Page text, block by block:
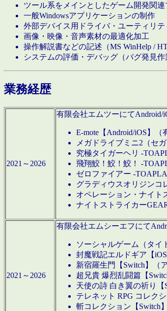
ツール系をメインとしたゲーム開発関
一般Windowsアプリケーションの制作
外部デバイス用ドライバ・ユーティリテ
画像・映像・音声素材の最適化加工
操作解説書などの記述（MS WinHelp /
システムの評価・デバッグ（バグ発見作
業務経歴
2021～2026
有限会社エムツーにてAndroid/
E-mote【Android/iOS】（
メガドライブミニ2（セガ
究極タイガーヘリ -
飛翔鮫！鮫！鮫！ -
ゼロファイアー -
グラディウスオリジンコ
オペレーション・ナイト
ナイトストライカー
2021～2026
有限会社エムシーエフにて
ソーシャルゲーム（タイ
封魔戦記エルドギア【iOS/
新宿羅生門【Switch】（
超兄貴 爆烈乱闘篇【
天使の詩 白き翼の祈り【
テレネット RPG コレク
斬コレクション【Switch